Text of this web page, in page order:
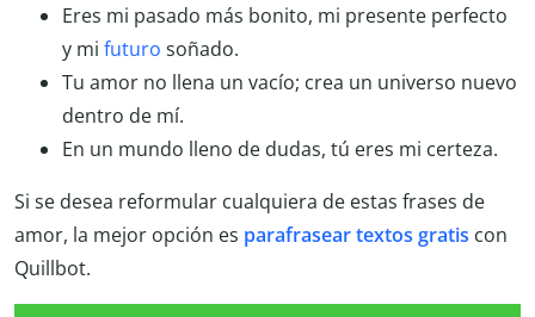
Eres mi pasado más bonito, mi presente perfecto
y mi futuro soñado.
Tu amor no llena un vacío; crea un universo nuevo
dentro de mí.
En un mundo lleno de dudas, tú eres mi certeza.
Si se desea reformular cualquiera de estas frases de
amor, la mejor opción es parafrasear textos gratis con
Quillbot.